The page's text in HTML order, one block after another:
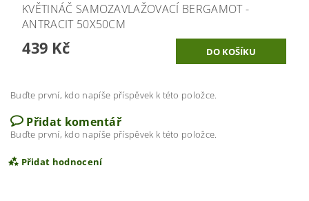
KVĚTINÁČ SAMOZAVLAŽOVACÍ BERGAMOT -
ANTRACIT 50X50CM
439 Kč
Buďte první, kdo napíše příspěvek k této položce.
Přidat komentář
Buďte první, kdo napíše příspěvek k této položce.
Přidat hodnocení